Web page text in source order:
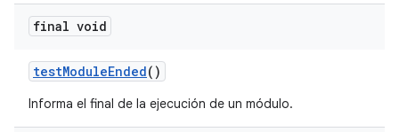
final void
testModuleEnded()
Informa el final de la ejecución de un módulo.